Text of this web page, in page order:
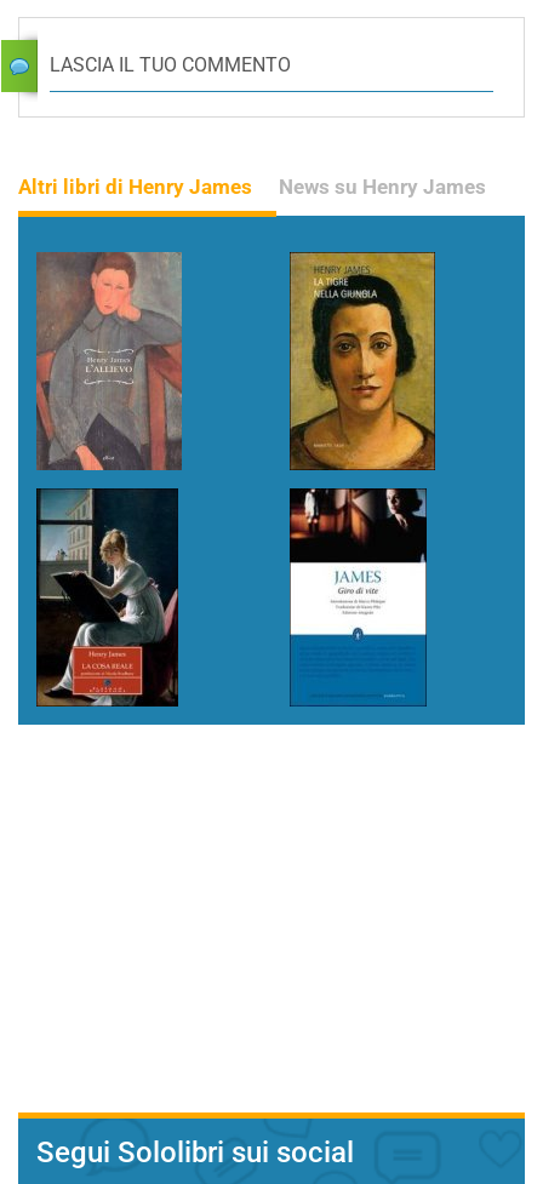
LASCIA IL TUO COMMENTO
Altri libri di Henry James News su Henry James
Segui Sololibri sui social